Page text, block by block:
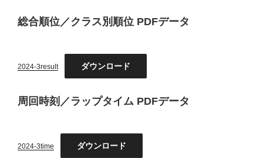
総合順位／クラス別順位 PDFデータ
2024-3result ダウンロード
周回時刻／ラップタイム PDFデータ
2024-3time ダウンロード